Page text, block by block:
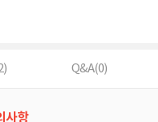
) Q&A(0)
사항